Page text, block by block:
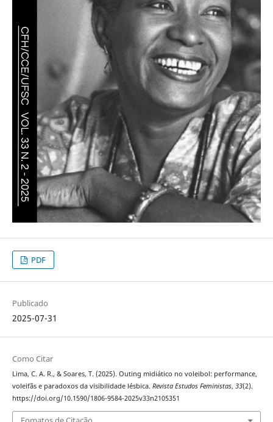
PDF
Publicado
2025-07-31
Como Citar
Lima, C. A. R., & Soares, T. (2025). Outing midiático no voleibol: performance,
voleifãs e paradoxos da visibilidade lésbica. Revista Estudos Feministas, 33(2).
https://doi.org/10.1590/1806-9584-2025v33n2105351